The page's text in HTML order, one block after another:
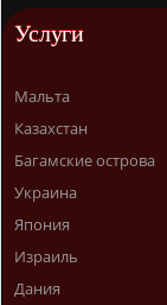
Услуги
Мальта
Казахстан
Багамские острова
Украина
Япония
Израиль
Дания